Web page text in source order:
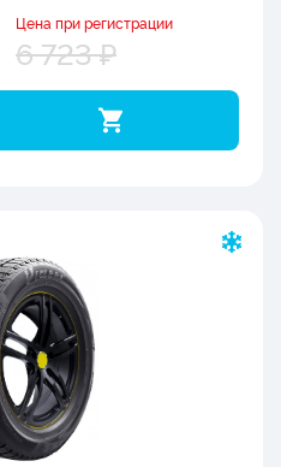
Цена при регистрации
6 723 ₽